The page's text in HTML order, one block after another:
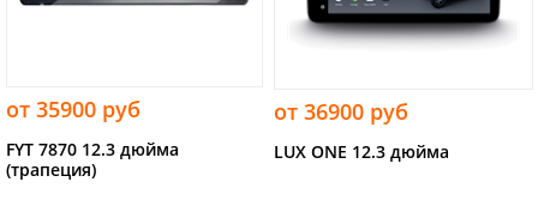
от 35900 руб
FYT 7870 12.3 дюйма
(трапеция)
от 36900 руб
LUX ONE 12.3 дюйма